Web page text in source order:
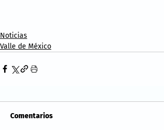
Noticias
Valle de México
Comentarios